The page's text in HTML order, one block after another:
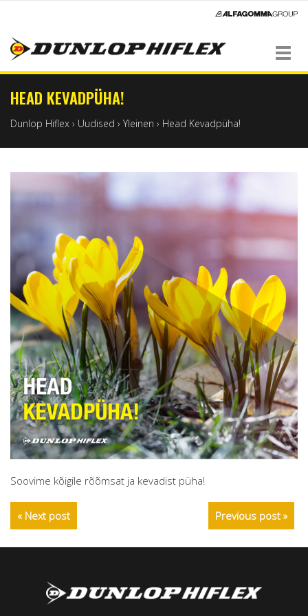
Navigation
HEAD KEVADPÜHA!
Dunlop Hiflex › Uudised › Yleinen › Head Kevadpüha!
Soovime kõigile rõõmsat ja kevadist püha!
Previous post »
« Next post